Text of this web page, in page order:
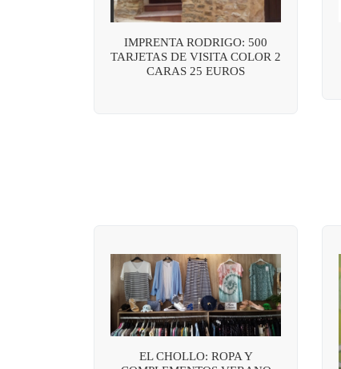
IMPRENTA RODRIGO: 500
TARJETAS DE VISITA COLOR 2
CARAS 25 EUROS
EL CHOLLO: ROPA Y